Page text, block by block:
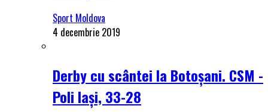
Sport Moldova
4 decembrie 2019
Derby cu scântei la Botoșani. CSM -
Poli Iași, 33-28